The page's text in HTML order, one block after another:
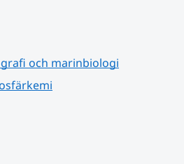
och marinbiologi